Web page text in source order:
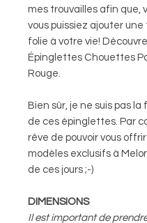
mes trouvailles afin que,
vous puissiez ajouter
folie à votre vie!
Épinglettes Chouettes
Rouge.
Bien sûr, je ne suis pas
de ces épinglettes. Par
rêve de pouvoir vous
modèles exclusifs à
de ces jours ;-)
DIMENSIONS
Il est important de